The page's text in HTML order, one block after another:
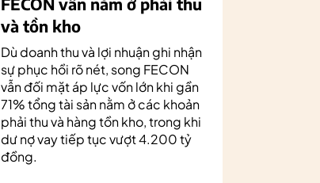
và tồn kho
Dù doanh thu và lợi nhuận ghi nhận
sự phục hồi rõ nét, song FECON
vẫn đối mặt áp lực vốn lớn khi gần
71% tổng tài sản nằm ở các khoản
phải thu và hàng tồn kho, trong khi
dư nợ vay tiếp tục vượt 4.200 tỷ
đồng.